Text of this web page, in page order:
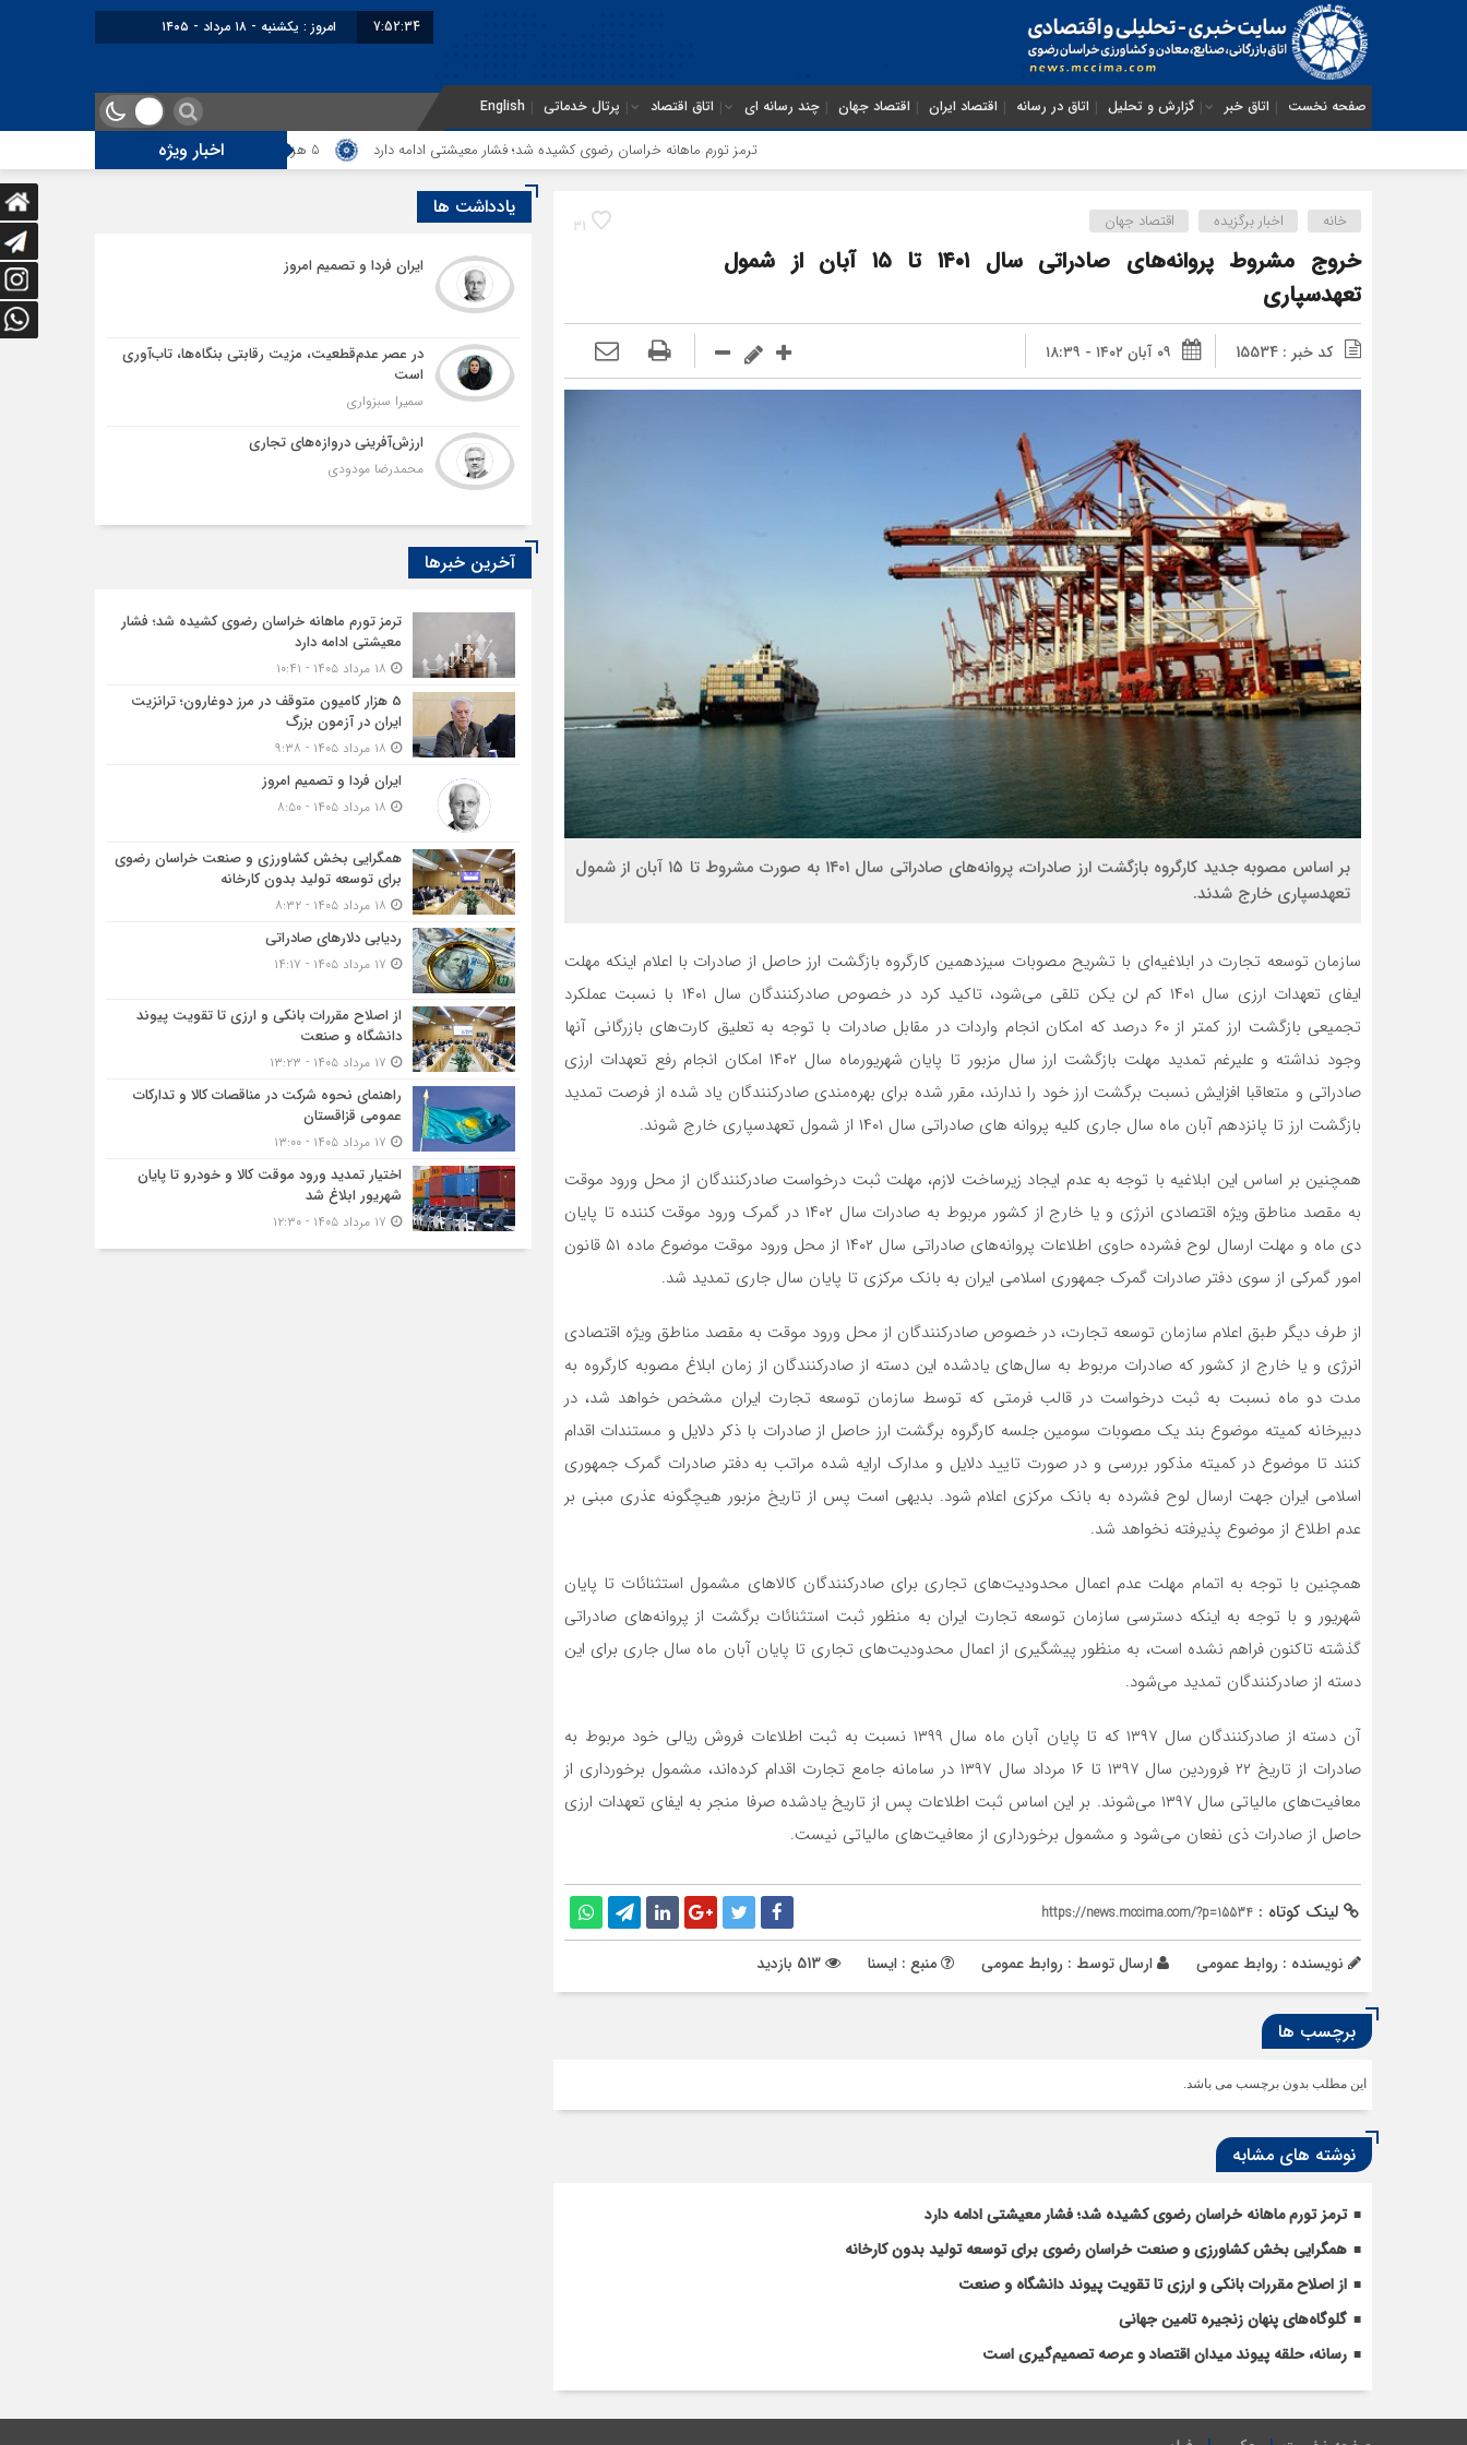
7:52:34 امروز : یکشنبه - ۱۸ مرداد - ۱۴۰۵
صفحه نخست اتاق خبر گزارش و تحلیل اتاق در رسانه اقتصاد ایران اقتصاد جهان چند رسانه ای اتاق اقتصاد پرتال خدماتی English
اخبار ویژه ترمز تورم ماهانه خراسان رضوی کشیده شد؛ فشار معیشتی ادامه دارد 5 هزار کامیون متوقف در مرز دوغارون؛ ترانزیت ایران در آزمون بزرگ
31 خانه اخبار برگزیده اقتصاد جهان
خروج مشروط پروانه‌های صادراتی سال ۱۴۰۱ تا ۱۵ آبان از شمول
تعهدسپاری
کد خبر : 15534 ۰۹ آبان ۱۴۰۲ - ۱۸:۳۹
بر اساس مصوبه جدید کارگروه بازگشت ارز صادرات، پروانه‌های صادراتی سال ۱۴۰۱ به صورت مشروط تا ۱۵ آبان از شمول
تعهدسپاری خارج شدند.
سازمان توسعه تجارت در ابلاغیه‌ای با تشریح مصوبات سیزدهمین کارگروه بازگشت ارز حاصل از صادرات با اعلام اینکه مهلت
ایفای تعهدات ارزی سال ۱۴۰۱ کم لن یکن تلقی می‌شود، تاکید کرد در خصوص صادرکنندگان سال ۱۴۰۱ با نسبت عملکرد
تجمیعی بازگشت ارز کمتر از ۶۰ درصد که امکان انجام واردات در مقابل صادرات با توجه به تعلیق کارت‌های بازرگانی آنها
وجود نداشته و علیرغم تمدید مهلت بازگشت ارز سال مزبور تا پایان شهریورماه سال ۱۴۰۲ امکان انجام رفع تعهدات ارزی
صادراتی و متعاقبا افزایش نسبت برگشت ارز خود را ندارند، مقرر شده برای بهره‌مندی صادرکنندگان یاد شده از فرصت تمدید
بازگشت ارز تا پانزدهم آبان ماه سال جاری کلیه پروانه های صادراتی سال ۱۴۰۱ از شمول تعهدسپاری خارج شوند.
همچنین بر اساس این ابلاغیه با توجه به عدم ایجاد زیرساخت لازم، مهلت ثبت درخواست صادرکنندگان از محل ورود موقت
به مقصد مناطق ویژه اقتصادی انرژی و یا خارج از کشور مربوط به صادرات سال ۱۴۰۲ در گمرک ورود موقت کننده تا پایان
دی ماه و مهلت ارسال لوح فشرده حاوی اطلاعات پروانه‌های صادراتی سال ۱۴۰۲ از محل ورود موقت موضوع ماده ۵۱ قانون
امور گمرکی از سوی دفتر صادرات گمرک جمهوری اسلامی ایران به بانک مرکزی تا پایان سال جاری تمدید شد.
از طرف دیگر طبق اعلام سازمان توسعه تجارت، در خصوص صادرکنندگان از محل ورود موقت به مقصد مناطق ویژه اقتصادی
انرژی و یا خارج از کشور که صادرات مربوط به سال‌های یادشده این دسته از صادرکنندگان از زمان ابلاغ مصوبه کارگروه به
مدت دو ماه نسبت به ثبت درخواست در قالب فرمتی که توسط سازمان توسعه تجارت ایران مشخص خواهد شد، در
دبیرخانه کمیته موضوع بند یک مصوبات سومین جلسه کارگروه برگشت ارز حاصل از صادرات با ذکر دلایل و مستندات اقدام
کنند تا موضوع در کمیته مذکور بررسی و در صورت تایید دلایل و مدارک ارایه شده مراتب به دفتر صادرات گمرک جمهوری
اسلامی ایران جهت ارسال لوح فشرده به بانک مرکزی اعلام شود. بدیهی است پس از تاریخ مزبور هیچگونه عذری مبنی بر
عدم اطلاع از موضوع پذیرفته نخواهد شد.
همچنین با توجه به اتمام مهلت عدم اعمال محدودیت‌های تجاری برای صادرکنندگان کالاهای مشمول استثنائات تا پایان
شهریور و با توجه به اینکه دسترسی سازمان توسعه تجارت ایران به منظور ثبت استثنائات برگشت از پروانه‌های صادراتی
گذشته تاکنون فراهم نشده است، به منظور پیشگیری از اعمال محدودیت‌های تجاری تا پایان آبان ماه سال جاری برای این
دسته از صادرکنندگان تمدید می‌شود.
آن دسته از صادرکنندگان سال ۱۳۹۷ که تا پایان آبان ماه سال ۱۳۹۹ نسبت به ثبت اطلاعات فروش ریالی خود مربوط به
صادرات از تاریخ ۲۲ فروردین سال ۱۳۹۷ تا ۱۶ مرداد سال ۱۳۹۷ در سامانه جامع تجارت اقدام کرده‌اند، مشمول برخورداری از
معافیت‌های مالیاتی سال ۱۳۹۷ می‌شوند. بر این اساس ثبت اطلاعات پس از تاریخ یادشده صرفا منجر به ایفای تعهدات ارزی
حاصل از صادرات ذی نفعان می‌شود و مشمول برخورداری از معافیت‌های مالیاتی نیست.
لینک کوتاه : https://news.mccima.com/?p=15534
نویسنده : روابط عمومی ارسال توسط : روابط عمومی منبع : ایسنا
برچسب ها
این مطلب بدون برچسب می باشد.
نوشته های مشابه
ترمز تورم ماهانه خراسان رضوی کشیده شد؛ فشار معیشتی ادامه دارد
همگرایی بخش کشاورزی و صنعت خراسان رضوی برای توسعه تولید بدون کارخانه
از اصلاح مقررات بانکی و ارزی تا تقویت پیوند دانشگاه و صنعت
گلوگاه‌های پنهان زنجیره تامین جهانی
رسانه، حلقه پیوند میدان اقتصاد و عرصه تصمیم‌گیری است
یادداشت ها
ایران فردا و تصمیم امروز
در عصر عدم‌قطعیت، مزیت رقابتی بنگاه‌ها، تاب‌آوری
است
سمیرا سبزواری
ارزش‌آفرینی دروازه‌های تجاری
محمدرضا مودودی
آخرین خبرها
ترمز تورم ماهانه خراسان رضوی کشیده شد؛ فشار
معیشتی ادامه دارد
5 هزار کامیون متوقف در مرز دوغارون؛ ترانزیت
ایران در آزمون بزرگ
ایران فردا و تصمیم امروز
همگرایی بخش کشاورزی و صنعت خراسان رضوی
برای توسعه تولید بدون کارخانه
ردیابی دلارهای صادراتی
از اصلاح مقررات بانکی و ارزی تا تقویت پیوند
دانشگاه و صنعت
راهنمای نحوه شرکت در مناقصات کالا و تدارکات
عمومی قزاقستان
اختیار تمدید ورود موقت کالا و خودرو تا پایان
شهریور ابلاغ شد